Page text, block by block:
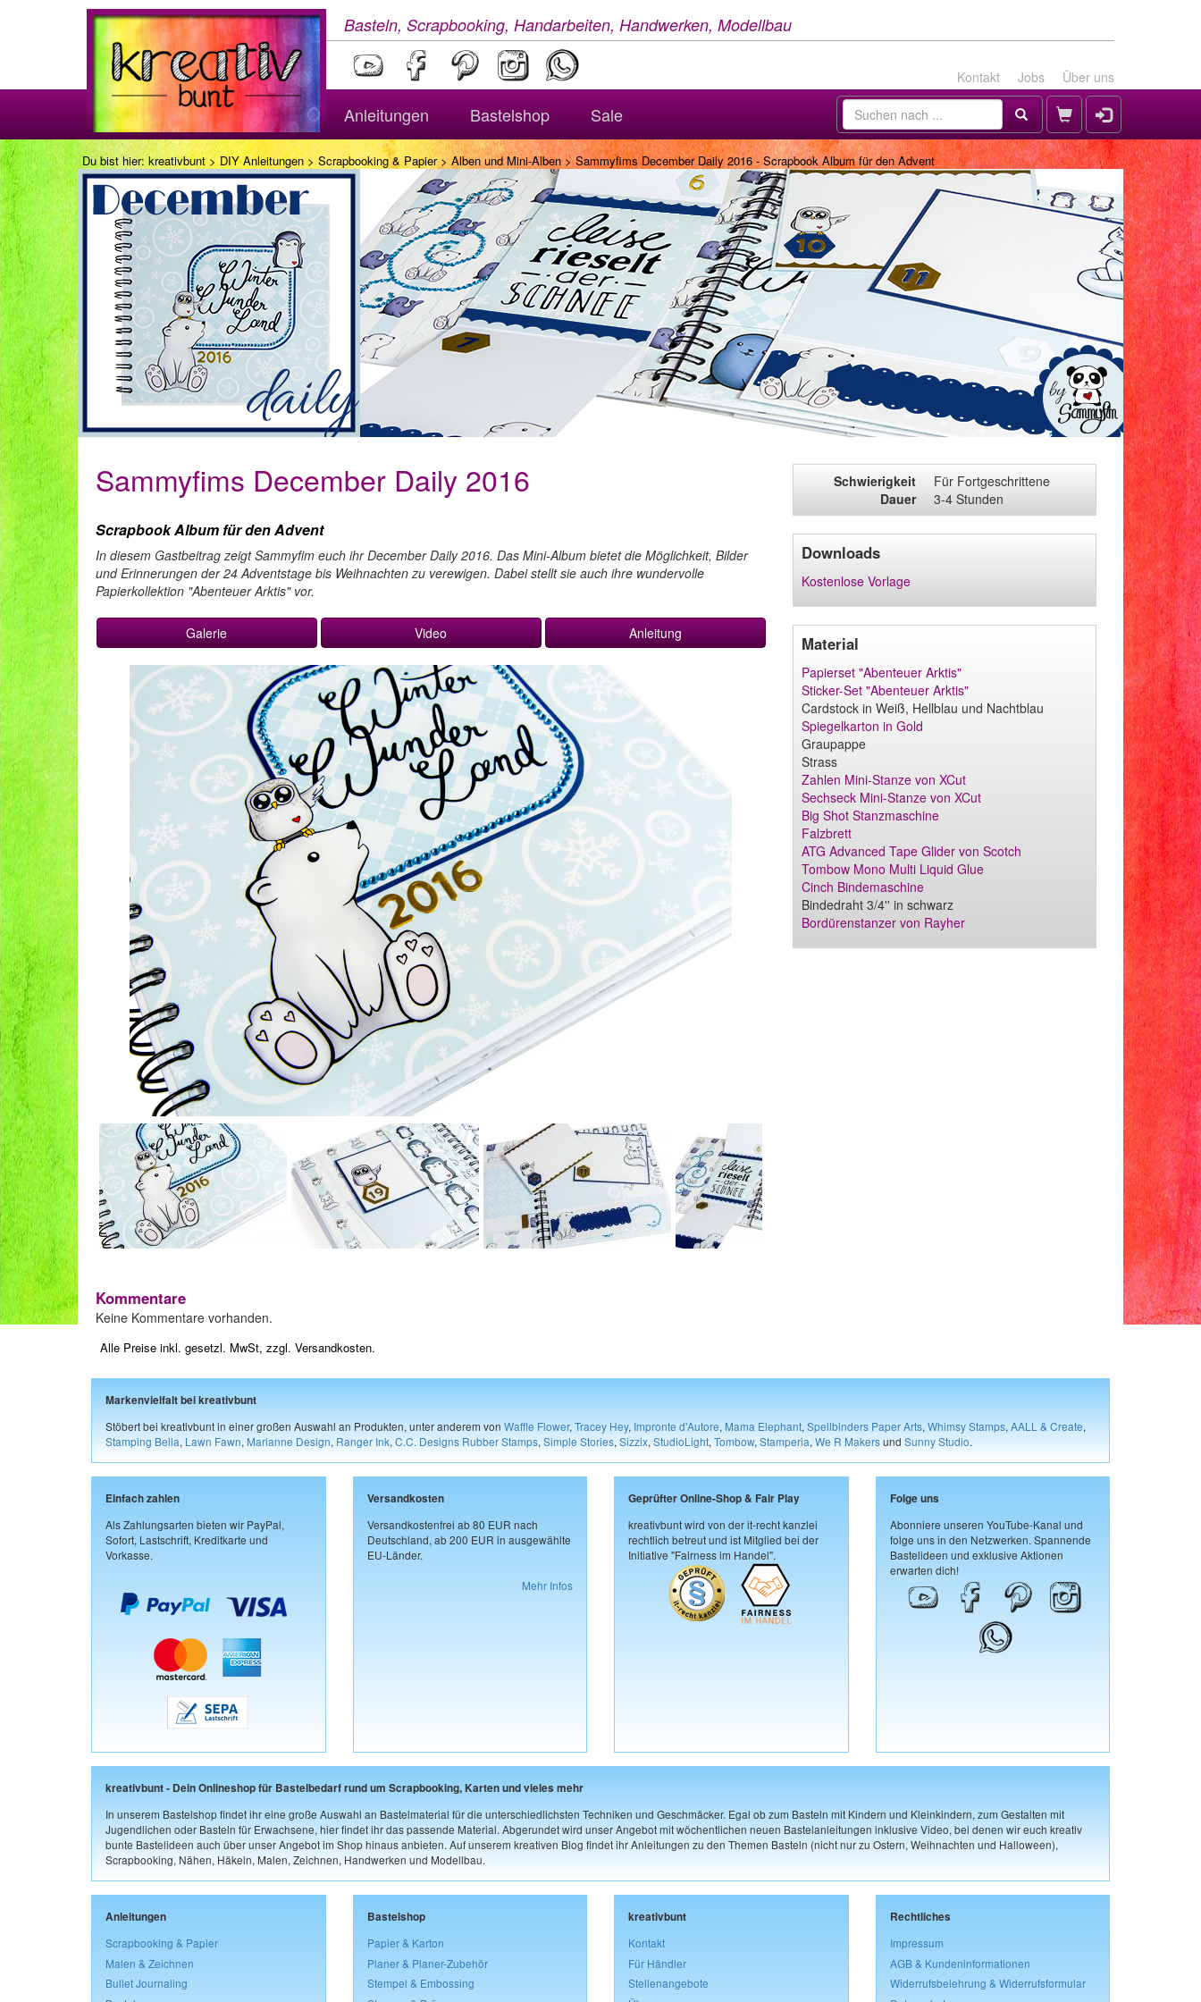
Basteln, Scrapbooking, Handarbeiten, Handwerken, Modellbau
Kontakt Jobs Über uns
Anleitungen Bastelshop Sale
Du bist hier: kreativbunt > DIY Anleitungen > Scrapbooking & Papier> Alben und Mini-Alben > Sammyfims December Daily 2016 - Scrapbook Album für den Advent
Sammyfims December Daily 2016
Scrapbook Album für den Advent
In diesem Gastbeitrag zeigt Sammyfim euch ihr December Daily 2016. Das Mini-Album bietet die Möglichkeit, Bilder
und Erinnerungen der 24 Adventstage bis Weihnachten zu verewigen. Dabei stellt sie auch ihre wundervolle
Papierkollektion "Abenteuer Arktis" vor.
Galerie Video Anleitung
Kommentare
Keine Kommentare vorhanden.
Schwierigkeit
Für Fortgeschrittene
Dauer
3-4 Stunden
Downloads
Kostenlose Vorlage
Material
Papierset "Abenteuer Arktis"
Sticker-Set "Abenteuer Arktis"
Cardstock in Weiß, Hellblau und Nachtblau
Spiegelkarton in Gold
Graupappe
Strass
Zahlen Mini-Stanze von XCut
Sechseck Mini-Stanze von XCut
Big Shot Stanzmaschine
Falzbrett
ATG Advanced Tape Glider von Scotch
Tombow Mono Multi Liquid Glue
Cinch Bindemaschine
Bindedraht 3/4'' in schwarz
Bordürenstanzer von Rayher
Alle Preise inkl. gesetzl. MwSt, zzgl. Versandkosten.
Markenvielfalt bei kreativbunt
Stöbert bei kreativbunt in einer großen Auswahl an Produkten, unter anderem von Waffle Flower, Tracey Hey, Impronte d'Autore, Mama Elephant, Spellbinders Paper Arts, Whimsy Stamps, AALL & Create,
Stamping Bella, Lawn Fawn, Marianne Design, Ranger Ink, C.C. Designs Rubber Stamps, Simple Stories, Sizzix, StudioLight, Tombow, Stamperia, We R Makersund Sunny Studio.
Einfach zahlen
Als Zahlungsarten bieten wir PayPal,
Sofort, Lastschrift, Kreditkarte und
Vorkasse.
Versandkosten
Versandkostenfrei ab 80 EUR nach
Deutschland, ab 200 EUR in ausgewählte
EU-Länder.
Mehr Infos
Geprüfter Online-Shop & Fair Play
kreativbunt wird von der it-recht kanzlei
rechtlich betreut und ist Mitglied bei der
Initiative "Fairness im Handel".
Folge uns
Abonniere unseren YouTube-Kanal und
folge uns in den Netzwerken. Spannende
Bastelideen und exklusive Aktionen
erwarten dich!
kreativbunt - Dein Onlineshop für Bastelbedarf rund um Scrapbooking, Karten und vieles mehr
In unserem Bastelshop findet ihr eine große Auswahl an Bastelmaterial für die unterschiedlichsten Techniken und Geschmäcker. Egal ob zum Basteln mit Kindern und Kleinkindern, zum Gestalten mit
Jugendlichen oder Basteln für Erwachsene, hier findet ihr das passende Material. Abgerundet wird unser Angebot mit wöchentlichen neuen Bastelanleitungen inklusive Video, bei denen wir euch kreativ
bunte Bastelideen auch über unser Angebot im Shop hinaus anbieten. Auf unserem kreativen Blog findet ihr Anleitungen zu den Themen Basteln (nicht nur zu Ostern, Weihnachten und Halloween),
Scrapbooking, Nähen, Häkeln, Malen, Zeichnen, Handwerken und Modellbau.
Anleitungen
Scrapbooking & Papier
Malen & Zeichnen
Bullet Journaling
Bastelshop
Papier & Karton
Planer & Planer-Zubehör
Stempel & Embossing
kreativbunt
Kontakt
Für Händler
Stellenangebote
Rechtliches
Impressum
AGB & Kundeninformationen
Widerrufsbelehrung & Widerrufsformular